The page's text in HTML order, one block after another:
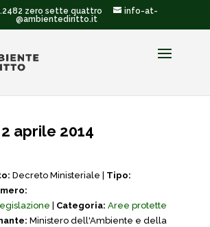
zero sette quattro
info-at-
@ambientediritto.it
aprile 2014
Decreto Ministeriale | Tipo:
Categoria: Aree protette
Ministero dell'Ambiente e della